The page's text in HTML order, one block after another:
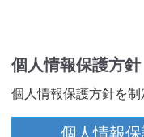
個人情報保護方針
個人情報保護方針を
個人情報